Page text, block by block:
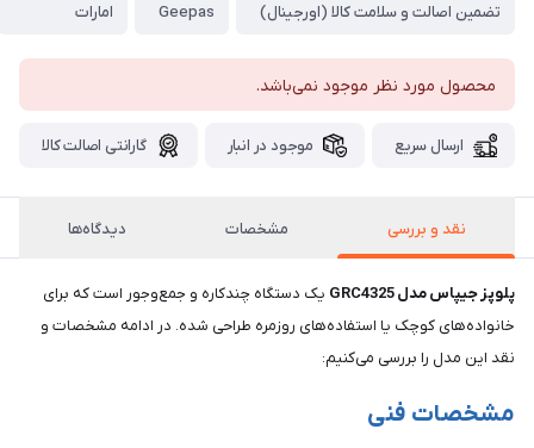
تضمین اصالت و سلامت کالا (اورجینال)
Geepas
امارات
محصول مورد نظر موجود نمی‌باشد.
ارسال سریع موجود در انبار گارانتی اصالت کالا
نقد و بررسی مشخصات دیدگاه‌ها
پلوپز جیپاس مدل GRC4325
یک دستگاه چندکاره و جمع‌وجور است که برای
خانواده‌های کوچک یا استفاده‌های روزمره طراحی شده. در ادامه مشخصات و
نقد این مدل را بررسی می‌کنیم:
مشخصات فنی